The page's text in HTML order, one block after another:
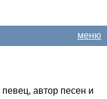
меню
автор песен и